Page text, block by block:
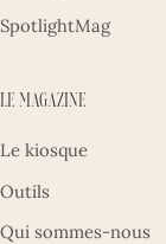
SpotlightMag
Le magazine
Le kiosque
Outils
Qui sommes-nous